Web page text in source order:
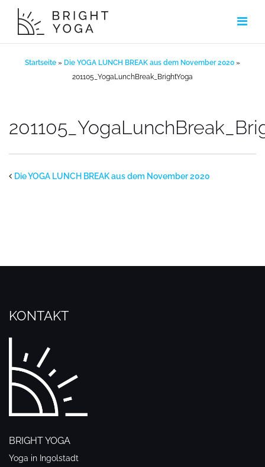
Inhalt
springen
Startseite » Die YOGA LUNCH BREAK aus dem November 2020 »
201105_YogaLunchBreak_BrightYoga
Die YOGA LUNCH BREAK aus dem November 2020
KONTAKT
BRIGHT YOGA
Yoga in Ingolstadt